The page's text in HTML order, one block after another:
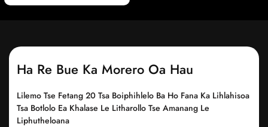
Ha Re Bue Ka Morero Oa Hau
Lilemo Tse Fetang 20 Tsa Boiphihlelo Ba Ho Fana Ka Lihlahisoa
Tsa Botlolo Ea Khalase Le Litharollo Tse Amanang Le
Liphutheloana